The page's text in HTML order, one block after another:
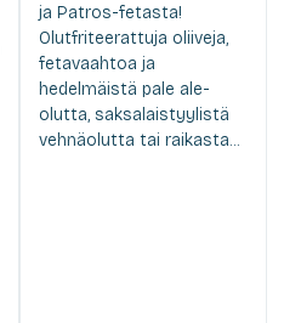
ja Patros-fetasta!
Olutfriteerattuja oliiveja,
fetavaahtoa ja
hedelmäistä pale ale-
olutta, saksalaistyylistä
vehnäolutta tai raikasta...